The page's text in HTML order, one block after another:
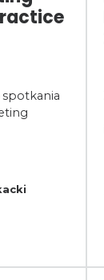
spotkania